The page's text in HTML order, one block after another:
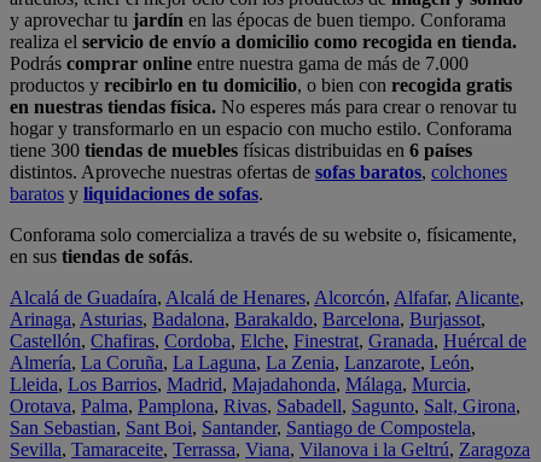
y aprovechar tu jardín en las épocas de buen tiempo. Conforama
realiza el servicio de envío a domicilio como recogida en tienda.
Podrás comprar online entre nuestra gama de más de 7.000
productos y recibirlo en tu domicilio, o bien con recogida gratis
en nuestras tiendas física. No esperes más para crear o renovar tu
hogar y transformarlo en un espacio con mucho estilo. Conforama
tiene 300 tiendas de muebles físicas distribuidas en 6 países
distintos. Aproveche nuestras ofertas de sofas baratos, colchones
baratos y liquidaciones de sofas.
Conforama solo comercializa a través de su website o, físicamente,
en sus tiendas de sofás.
Alcalá de Guadaíra, Alcalá de Henares, Alcorcón, Alfafar, Alicante,
Arinaga, Asturias, Badalona, Barakaldo, Barcelona, Burjassot,
Castellón, Chafiras, Cordoba, Elche, Finestrat, Granada, Huércal de
Almería, La Coruña, La Laguna, La Zenia, Lanzarote, León,
Lleida, Los Barrios, Madrid, Majadahonda, Málaga, Murcia,
Orotava, Palma, Pamplona, Rivas, Sabadell, Sagunto, Salt, Girona,
San Sebastian, Sant Boi, Santander, Santiago de Compostela,
Sevilla, Tamaraceite, Terrassa, Viana, Vilanova i la Geltrú, Zaragoza